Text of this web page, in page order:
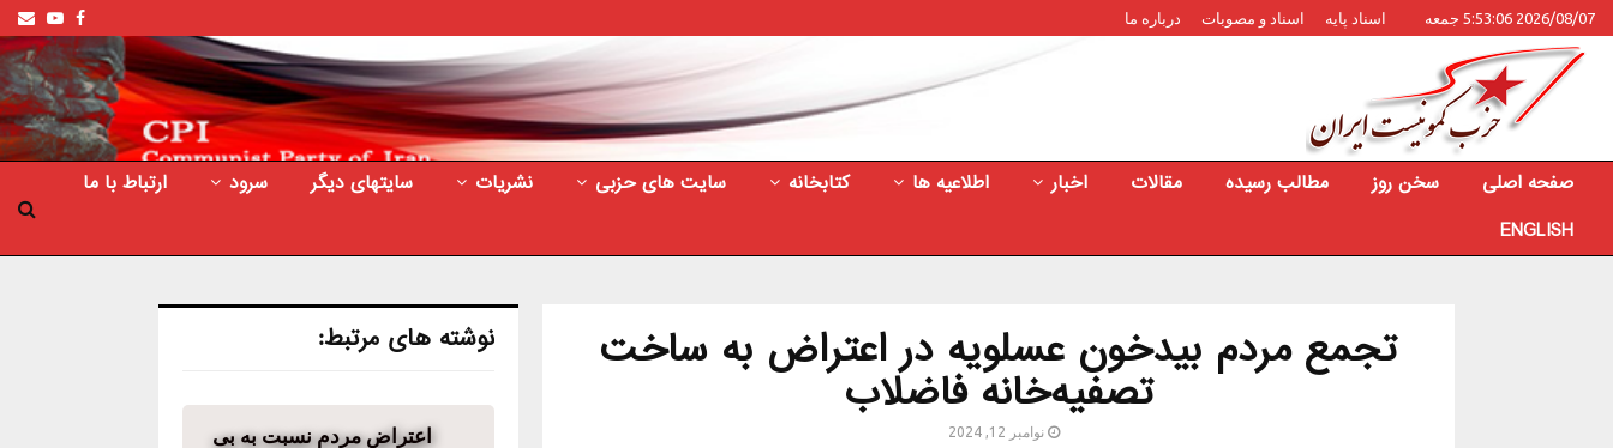
2026/08/07 5:53:06 جمعه اسناد پایه اسناد و مصوبات درباره ما Facebook
صفحه اصلی سخن روز مطالب رسیده مقالات اخبار اطلاعیه ها کتابخانه سایت های حزبی نشریات سایتهای دیگر سرود
ارتباط با ما
ENGLISH
تجمع مردم بیدخون عسلویه در اعتراض به ساخت
تصفیه‌خانه فاضلاب
نوامبر 12, 2024
نوشته های مرتبط:
اعتراض مردم نسبت به بی